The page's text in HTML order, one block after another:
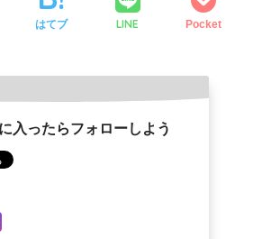
はてブ LINE Pocket
入ったらフォローしよう